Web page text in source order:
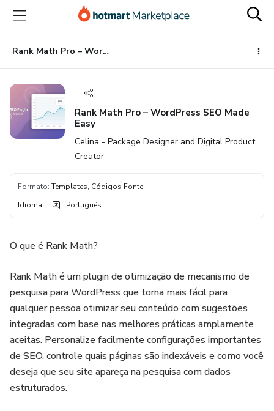
para
conteúdo
principal
para
pagamento
para
rodapé
Rank Math Pro – WordPress SEO Made Easy
Rank Math Pro – WordPress SEO Made
Easy
Celina - Package Designer and Digital Product
Creator
Formato: Templates, Códigos Fonte
Idioma: Português
O que é Rank Math?
Rank Math é um plugin de otimização de mecanismo de
pesquisa para WordPress que torna mais fácil para
qualquer pessoa otimizar seu conteúdo com sugestões
integradas com base nas melhores práticas amplamente
aceitas. Personalize facilmente configurações importantes
de SEO, controle quais páginas são indexáveis ​​e como você
deseja que seu site apareça na pesquisa com dados
estruturados.